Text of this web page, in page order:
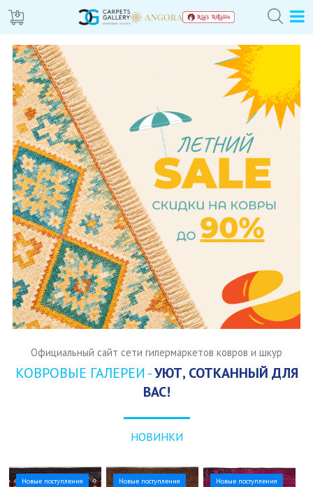
Официальный сайт сети гипермаркетов ковров и шкур
КОВРОВЫЕ ГАЛЕРЕИ -УЮТ, СОТКАННЫЙ ДЛЯ
ВАС!
НОВИНКИ
Новые поступления Новые поступления Новые поступления